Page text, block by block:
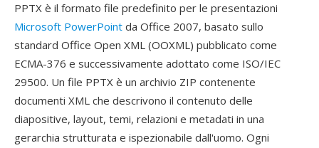
PPTX è il formato file predefinito per le presentazioni
Microsoft PowerPoint da Office 2007, basato sullo
standard Office Open XML (OOXML) pubblicato come
ECMA-376 e successivamente adottato come ISO/IEC
29500. Un file PPTX è un archivio ZIP contenente
documenti XML che descrivono il contenuto delle
diapositive, layout, temi, relazioni e metadati in una
gerarchia strutturata e ispezionabile dall'uomo. Ogni